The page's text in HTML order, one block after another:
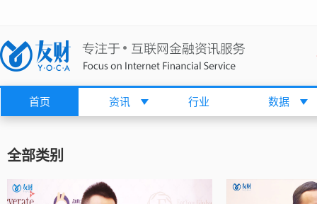
首页 资讯 行业 数据
全部类别